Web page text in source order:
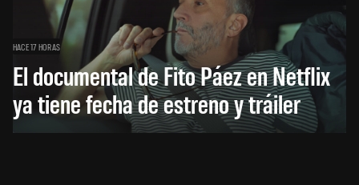
HACE 17 HORAS
El documental de Fito Páez en Netflix
ya tiene fecha de estreno y tráiler